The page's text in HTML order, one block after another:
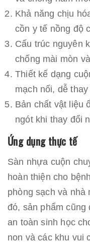
Khả năng chịu
cồn y tế nồng độ
Cấu trúc nguyên
chống mài mòn
Thiết kế dạng
mạch nối, dễ
Bản chất vật liệu
ngót khi thay đổi
Ứng dụng thực tế
Sàn nhựa cuộn
hoàn thiện cho
phòng sạch và nhà
đó, sản phẩm cũng
an toàn sinh học
non và các khu vui